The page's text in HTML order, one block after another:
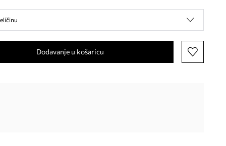
Dodavanje u košaricu